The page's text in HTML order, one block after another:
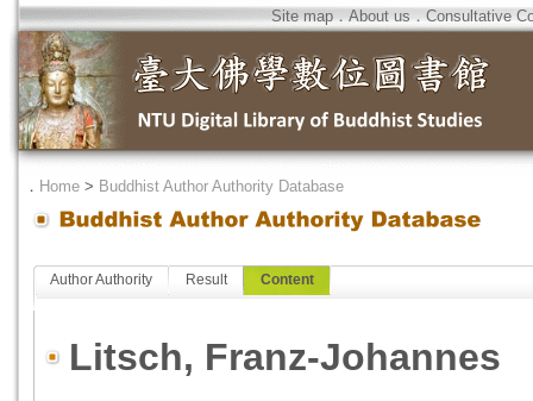
Site map．About us．Consultative
． Home > Buddhist Author Authority Database
Author Authority Result Content
Litsch, Franz-Johannes